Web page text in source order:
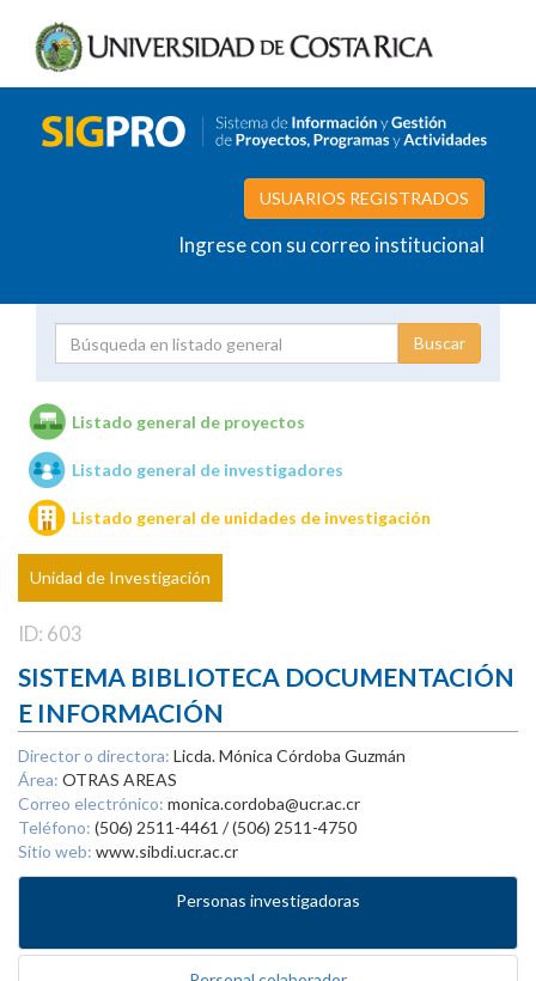
USUARIOS REGISTRADOS
Ingrese con su correo institucional
Unidades de investigación
Listado general de proyectos
Listado general de investigadores
Listado general de unidades de investigación
Unidad de Investigación
ID: 603
SISTEMA BIBLIOTECA DOCUMENTACIÓN
E INFORMACIÓN
Director o directora: Licda. Mónica Córdoba Guzmán
Área: OTRAS AREAS
Correo electrónico: monica.cordoba@ucr.ac.cr
Teléfono: (506) 2511-4461 / (506) 2511-4750
Sitio web: www.sibdi.ucr.ac.cr
Personas investigadoras